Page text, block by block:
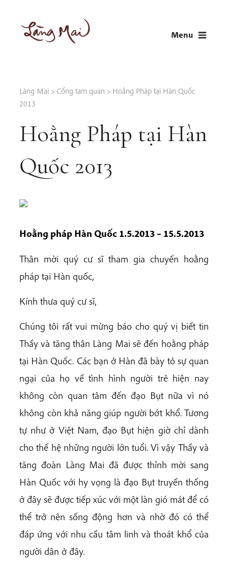
content
Menu
Làng Mai > Cổng tam quan > Hoằng Pháp tại Hàn Quốc
2013
Hoằng Pháp tại Hàn
Quốc 2013
Hoằng pháp Hàn Quốc 1.5.2013 – 15.5.2013
Thân mời quý cư sĩ tham gia chuyến hoằng
pháp tại Hàn quốc,
Kính thưa quý cư sĩ,
Chúng tôi rất vui mừng báo cho quý vị biết tin
Thầy và tăng thân Làng Mai sẽ đến hoằng pháp
tại Hàn Quốc. Các bạn ở Hàn đã bày tỏ sự quan
ngại của họ về tình hình người trẻ hiện nay
không còn quan tâm đến đạo Bụt nữa vì nó
không còn khả năng giúp người bớt khổ. Tương
tự như ở Việt Nam, đạo Bụt hiện giờ chỉ dành
cho thế hệ những người lớn tuổi. Vì vậy Thầy và
tăng đoàn Làng Mai đã được thỉnh mời sang
Hàn Quốc với hy vọng là đạo Bụt truyền thống
ở đây sẽ được tiếp xúc với một làn gió mát để có
thể trở nên sống động hơn và nhờ đó có thể
đáp ứng với nhu cầu tâm linh và thoát khổ của
người dân ở đây.